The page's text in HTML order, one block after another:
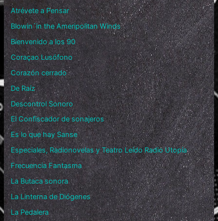
Atrévete a Pensar
Blowin´in the Ameripolitan Winds
Bienvenido a los 90
Coraçao Lusófono
Corazón cerrado
De Raíz
Descontrol Sonoro
El Confiscador de sonajeros
Es lo que hay Sanse
Especiales, Radionovelas y Teatro Leído Radio Utopía
Frecuencia Fantasma
La Butaca sonora
La Linterna de Diógenes
La Pedalera